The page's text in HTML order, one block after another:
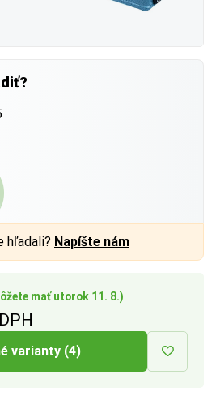
mať utorok 11. 8.)
varianty (4)
hľadali? Napíšte nám